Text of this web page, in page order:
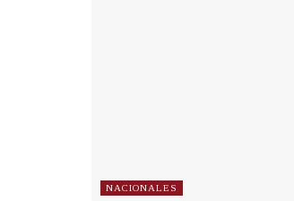
NACIONALES